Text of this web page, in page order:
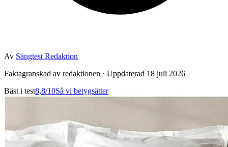
Av Sängtest Redaktion
Faktagranskad av redaktionen · Uppdaterad 18 juli 2026
Bäst i test8,8/10Så vi betygsätter